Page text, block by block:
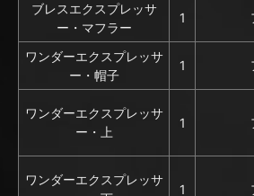
ブレスエクスプレッサ
ー・マフラー
1
ワンダーエクスプレッサ
ー・帽子
1
ワンダーエクスプレッサ
ー・上
1
ワンダーエクスプレッサ
1